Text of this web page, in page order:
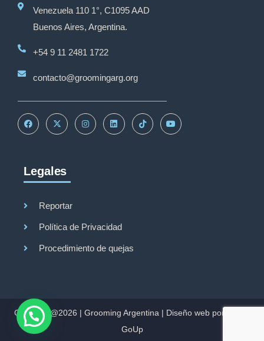
Venezuela 110 1°, C1095 AAD
Buenos Aires, Argentina.
+54 9 11 2481 1722
contacto@groomingarg.org
Legales
Reportar
Política de Privacidad
Procedimiento de quejas
Copyright@2026 | Grooming Argentina| Diseño web por Studio
GoUp